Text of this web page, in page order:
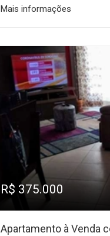
Mais informações
R$ 375.000
Apartamento à Venda